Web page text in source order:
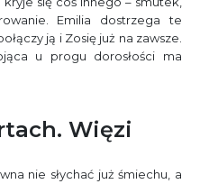
Emilia dostrzega te
ją i Zosię już na zawsze.
u progu dorosłości ma
Więzi
nie słychać już śmiechu, a